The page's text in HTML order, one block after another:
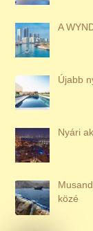
A
Újabb
Nyári
közé